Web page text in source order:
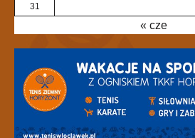
31
« cze